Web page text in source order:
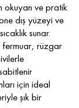
okuyan ve pratik
dış yüzeyi ve
sunar.
fermuar, rüzgar
için ideal
şık bir